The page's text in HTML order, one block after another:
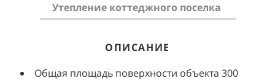
Утепление коттеджного поселка
ОПИСАНИЕ
Общая площадь поверхности объекта 300
ОПИСАНИЕ
Напыление на поверхность цистерны
ОПИСАНИЕ
Задача от заказчика сделать кровельный пирог